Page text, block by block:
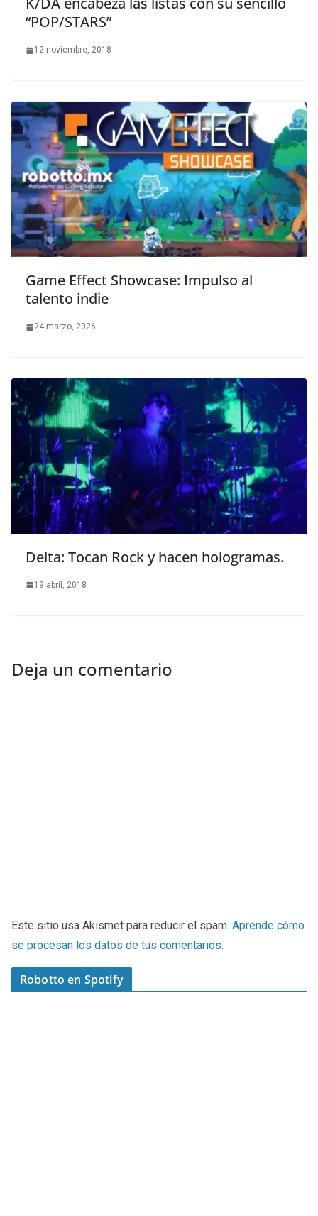
“POP/STARS”
12 noviembre, 2018
Game Effect Showcase: Impulso al
talento indie
24 marzo, 2026
Delta: Tocan Rock y hacen hologramas.
19 abril, 2018
Deja un comentario
Este sitio usa Akismet para reducir el spam. Aprende cómo
se procesan los datos de tus comentarios.
Robotto en Spotify